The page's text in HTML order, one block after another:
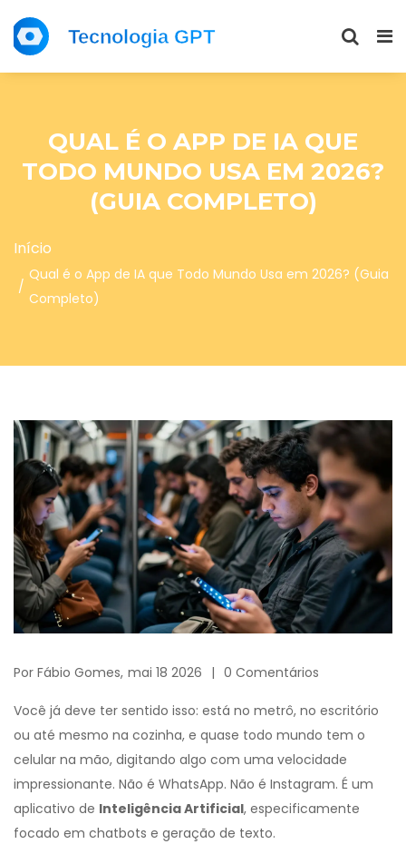
QUAL É O APP DE IA QUE
TODO MUNDO USA EM 2026?
(GUIA COMPLETO)
Início
Qual é o App de IA que Todo Mundo Usa em 2026? (Guia
Completo)
Por Fábio Gomes, mai 18 2026 0 Comentários
Você já deve ter sentido isso: está no metrô, no escritório
ou até mesmo na cozinha, e quase todo mundo tem o
celular na mão, digitando algo com uma velocidade
impressionante. Não é WhatsApp. Não é Instagram. É um
aplicativo de Inteligência Artificial, especificamente
focado em chatbots e geração de texto.